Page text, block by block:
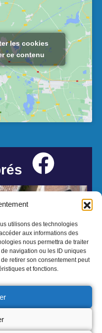
utilisons des technologies
aux informations des
nous permettra de traiter
navigation ou les ID uniques
retirer son consentement peut
et fonctions.
les cookies
ce contenu
de confidentialité